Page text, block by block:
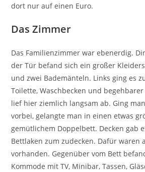
dort nur auf einen Euro.
Das Zimmer
Das Familienzimmer war ebenerdig.
der Tür befand sich ein großer
und zwei Bademänteln. Links ging es
Toilette, Waschbecken und begehbarer
lief hier ziemlich langsam ab. Ging
vorbei, gelangte man in einen etwas
gemütlichem Doppelbett. Decken gab
Bettlaken zum zudecken. Dafür waren
vorhanden. Gegenüber vom Bett
Kommode mit TV, Minibar, Tassen,